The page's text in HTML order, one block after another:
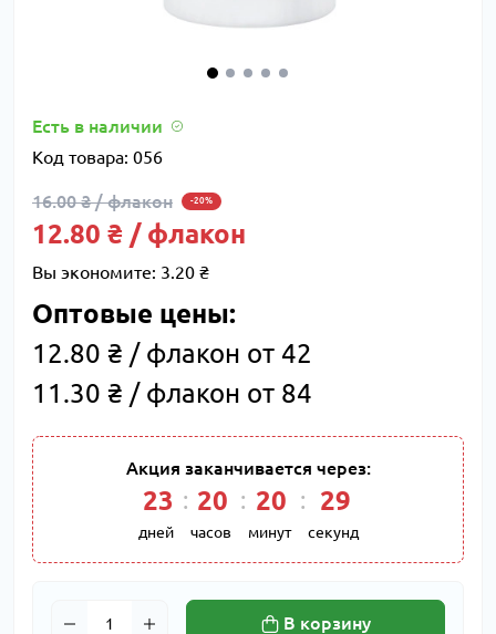
Есть в наличии
Код товара: 056
16.00 ₴ / флакон -20%
12.80 ₴ / флакон
Вы экономите: 3.20 ₴
Оптовые цены:
12.80 ₴ / флакон от 42
11.30 ₴ / флакон от 84
Акция заканчивается через:
23
дней
: 20
часов
: 20
минут
: 28
секунд
В корзину